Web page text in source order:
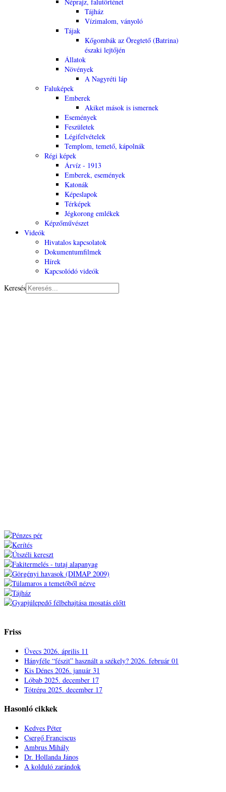
Tájház
Vízimalom, ványoló
Tájak
Kőgombák az Öregtető (Batrina)
északi lejtőjén
Állatok
Növények
A Nagyréti láp
Faluképek
Emberek
Akiket mások is ismernek
Események
Feszületek
Légifelvételek
Templom, temető, kápolnák
Régi képek
Árvíz - 1913
Emberek, események
Katonák
Képeslapok
Térképek
Jégkorong emlékek
Képzőművészet
Videók
Hivatalos kapcsolatok
Dokumentumfilmek
Hírek
Kapcsolódó videók
Keresés
Friss
Üvecs 2026. április 11
Hányféle “fészit” használt a székely? 2026. február 01
Kis Dénes 2026. január 31
Lóbab 2025. december 17
Tótrépa 2025. december 17
Hasonló cikkek
Kedves Péter
Csergő Franciscus
Ambrus Mihály
Dr. Hollanda János
A kolduló zarándok